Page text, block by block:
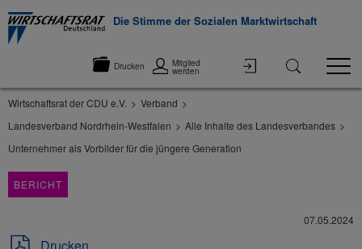
Die Stimme der Sozialen Marktwirtschaft
Drucken Mitglied
werden
Wirtschaftsrat der CDU e.V.
Verband
Landesverband Nordrhein-Westfalen
Alle Inhalte des Landesverbandes
Unternehmer als Vorbilder für die jüngere Generation
BERICHT
07.05.2024